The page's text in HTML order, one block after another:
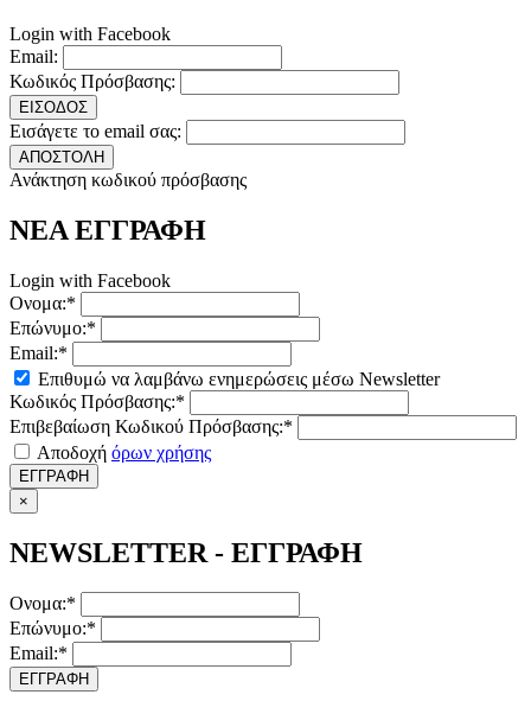
Login with Facebook
Email:
Κωδικός Πρόσβασης:
ΕΙΣΟΔΟΣ
Εισάγετε το email σας:
ΑΠΟΣΤΟΛΗ
Ανάκτηση κωδικού πρόσβασης
ΝΕΑ ΕΓΓΡΑΦΗ
Login with Facebook
Ονομα:*
Επώνυμο:*
Email:*
Επιθυμώ να λαμβάνω ενημερώσεις μέσω Newsletter
Κωδικός Πρόσβασης:*
Επιβεβαίωση Κωδικού Πρόσβασης:*
Αποδοχή όρων χρήσης
ΕΓΓΡΑΦΗ
×
NEWSLETTER - ΕΓΓΡΑΦΗ
Ονομα:*
Επώνυμο:*
Email:*
ΕΓΓΡΑΦΗ